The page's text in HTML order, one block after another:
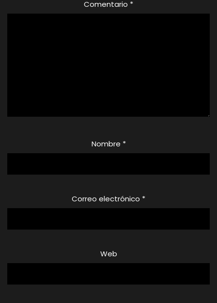
Comentario *
Nombre *
Correo electrónico *
Web